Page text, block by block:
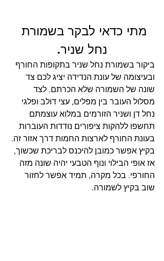
מתי כדאי לבקר בשמורת
נחל שניר.
ביקור בשמורת נחל שניר בתקופות החורף
ובעיצומה של עונת הנדידה יציג לכם צד
שונה של השמורה שלא הכרתם. לצד
מסלול העובר בין מפלים, עצי דולב ופלגי
נחל דן ושניר הזורמים במלוא עוצמתם
תחשפו ללהקות ציפורים נודדות העוברות
בעונת החורף לארצות החמות דרך אזור זה.
בקיץ אפשר כמובן להיכנס לבריכת שכשוך,
אז אופי הבילוי ונוף הטבעי יהיה שונה מזה
החורפי. בכל מקרה, תמיד אפשר לחזור
שוב בקיץ לשמורה.